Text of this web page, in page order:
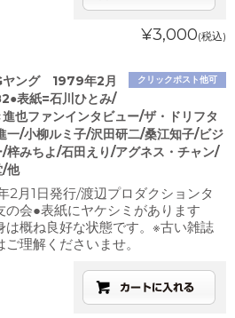
¥3,000(税込)
クリックポスト他可
ヤング 1979年2月
表紙=石川ひとみ/
也ファンインタビュー/ザ・ドリフタ
一/小柳ルミ子/沢田研二/桑江知子/ビジ
/梓みちよ/石田えり/アグネス・チャン/
/他
2月1日発行/渡辺プロダクションタ
の会●表紙にヤケシミがあります
は概ね良好な状態です。※古い雑誌
理解くださいませ。